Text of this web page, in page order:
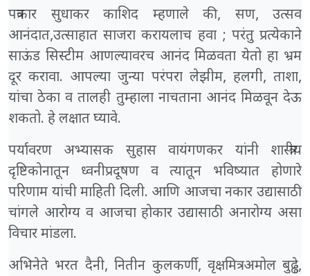
पत्रकार सुधाकर काशिद म्हणाले की, सण, उत्सव
आनंदात,उत्साहात साजरा करायलाच हवा ; परंतु प्रत्येकाने
साऊंड सिस्टीम आणल्यावरच आनंद मिळवता येतो हा भ्रम
दूर करावा. आपल्या जुन्या परंपरा लेझीम, हलगी, ताशा,
यांचा ठेका व तालही तुम्हाला नाचताना आनंद मिळवून देऊ
शकतो. हे लक्षात घ्यावे.
पर्यावरण अभ्यासक सुहास वायंगणकर यांनी शास्त्रीय
दृष्टिकोनातून ध्वनीप्रदूषण व त्यातून भविष्यात होणारे
परिणाम यांची माहिती दिली. आणि आजचा नकार उद्यासाठी
चांगले आरोग्य व आजचा होकार उद्यासाठी अनारोग्य असा
विचार मांडला.
अभिनेते भरत दैनी, नितीन कुलकर्णी, वृक्षमित्र अमोल बुढ्ढे,